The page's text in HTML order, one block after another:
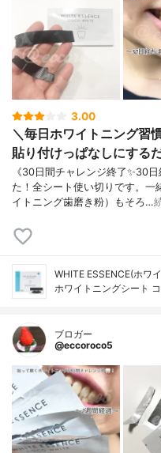
3.00
＼毎日ホワイトニング習
貼り付けっぱなしにする
《30日間チャレンジ終了✨30
た！全シート使い切りです。一
イトニング歯磨き粉）もそろ…
WHITE ESSENCE(ホワ
ホワイトニングシート
ブロガー
@eccoroco5